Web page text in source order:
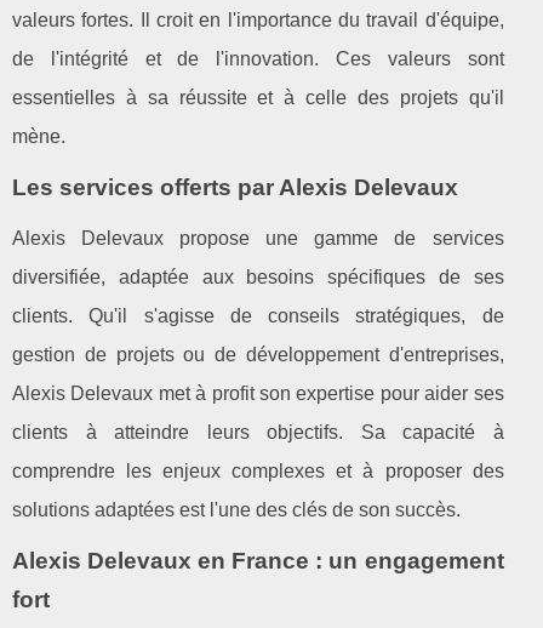
valeurs fortes. Il croit en l'importance du travail d'équipe,
de l'intégrité et de l'innovation. Ces valeurs sont
essentielles à sa réussite et à celle des projets qu'il
mène.
Les services offerts par Alexis Delevaux
Alexis Delevaux propose une gamme de services
diversifiée, adaptée aux besoins spécifiques de ses
clients. Qu'il s'agisse de conseils stratégiques, de
gestion de projets ou de développement d'entreprises,
Alexis Delevaux met à profit son expertise pour aider ses
clients à atteindre leurs objectifs. Sa capacité à
comprendre les enjeux complexes et à proposer des
solutions adaptées est l'une des clés de son succès.
Alexis Delevaux en France : un engagement
fort